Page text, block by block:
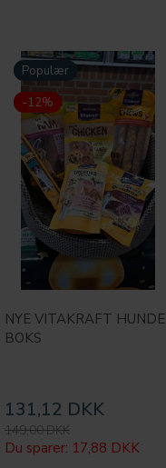
Populær
-12%
NYE VITAKRAFT HUNDE
BOKS
131,12 DKK
149,00 DKK
Du sparer: 17,88 DKK